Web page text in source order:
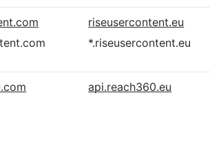
riseusercontent.eu
*.riseusercontent.eu
api.reach360.eu